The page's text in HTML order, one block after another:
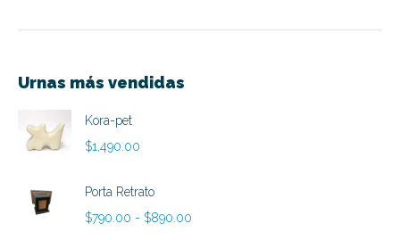
Urnas más vendidas
Kora-pet
$1,490.00
Porta Retrato
$790.00 - $890.00